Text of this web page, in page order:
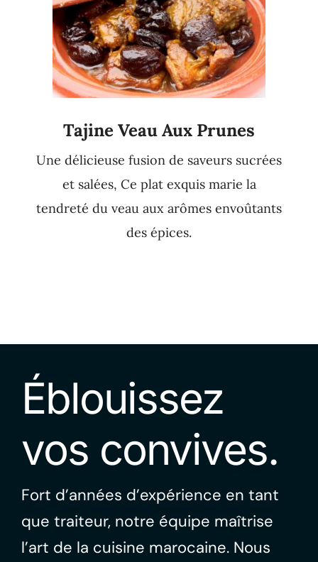
Tajine Veau Aux Prunes
Une délicieuse fusion de saveurs sucrées
et salées, Ce plat exquis marie la
tendreté du veau aux arômes envoûtants
des épices.
Éblouissez
vos convives.
Fort d’années d’expérience en tant
que traiteur, notre équipe maîtrise
l’art de la cuisine marocaine. Nous